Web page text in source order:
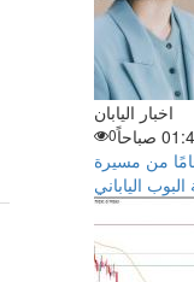
اخبار اليابان
0
| بيرفيوم.. فيلم وثائقي يوثق 25 عامًا من مسيرة
البوب الياباني